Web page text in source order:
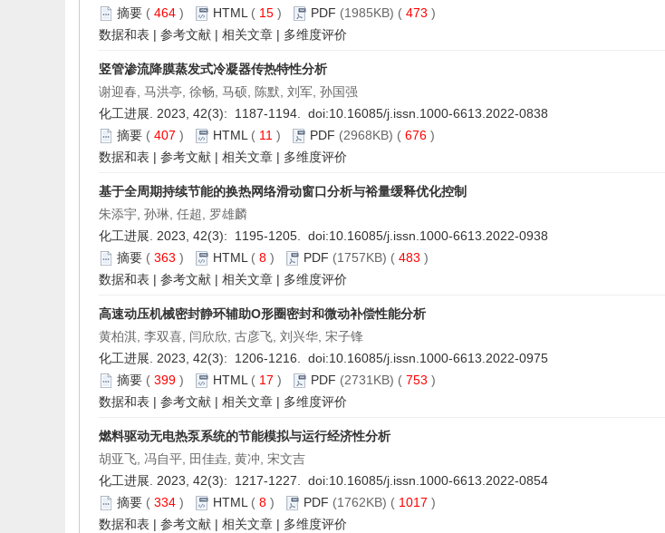
摘要 ( 464 ) HTML ( 15 ) PDF (1985KB) ( 473 )
数据和表 | 参考文献 | 相关文章 | 多维度评价
竖管渗流降膜蒸发式冷凝器传热特性分析
谢迎春, 马洪亭, 徐畅, 马硕, 陈默, 刘军, 孙国强
化工进展. 2023, 42(3): 1187-1194. doi:10.16085/j.issn.1000-6613.2022-0838
摘要 ( 407 ) HTML ( 11 ) PDF (2968KB) ( 676 )
数据和表 | 参考文献 | 相关文章 | 多维度评价
基于全周期持续节能的换热网络滑动窗口分析与裕量缓释优化控制
朱添宇, 孙琳, 任超, 罗雄麟
化工进展. 2023, 42(3): 1195-1205. doi:10.16085/j.issn.1000-6613.2022-0938
摘要 ( 363 ) HTML ( 8 ) PDF (1757KB) ( 483 )
数据和表 | 参考文献 | 相关文章 | 多维度评价
高速动压机械密封静环辅助O形圈密封和微动补偿性能分析
黄柏淇, 李双喜, 闫欣欣, 古彦飞, 刘兴华, 宋子锋
化工进展. 2023, 42(3): 1206-1216. doi:10.16085/j.issn.1000-6613.2022-0975
摘要 ( 399 ) HTML ( 17 ) PDF (2731KB) ( 753 )
数据和表 | 参考文献 | 相关文章 | 多维度评价
燃料驱动无电热泵系统的节能模拟与运行经济性分析
胡亚飞, 冯自平, 田佳垚, 黄冲, 宋文吉
化工进展. 2023, 42(3): 1217-1227. doi:10.16085/j.issn.1000-6613.2022-0854
摘要 ( 334 ) HTML ( 8 ) PDF (1762KB) ( 1017 )
数据和表 | 参考文献 | 相关文章 | 多维度评价